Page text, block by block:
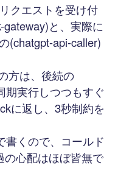
クエストを受け付
と、実際に
(chatgpt-api-caller)
方は、後続の
期実行しつつもすぐ
に返し、3秒制約を
書くので、コールド
の心配はほぼ皆無で